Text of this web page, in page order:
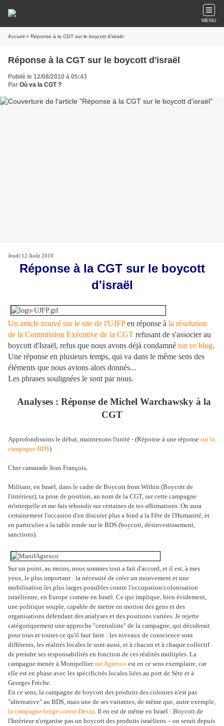
MENU
Accueil » Réponse à la CGT sur le boycott d'israël
Réponse à la CGT sur le boycott d'israël
Publié le 12/08/2010 à 05:43
Par Où va la CGT ?
Jeudi 12 Août 2010
Réponse à la CGT sur le boycott
d'israël
Un article trouvé sur le site de l'UJFPen réponse à la résolution
de la Commission Exécutive de la CGT refusant de s'associer au
boycott d'Israël, refus que nous avons déjà condamné sur ce blog.
Une réponse en plusieurs temps, qui va dans le même sens des
éléments que nous avions alors donnés...
Les phrases soulignées le sont par nous.
Analyses : Réponse de Michel Warchawsky à la
CGT
Approfondissons le débat, maintenons l'unité - (Réponse à une réponse sur la
campagne BDS)
Cher camarade Jean François,
Militant, en Israël, dans le cadre de Boycott from Within (Boycott de
l'intérieur), ta prise de position, au nom de la CGT, sur cette campagne
m'interpelle et me fais rebondir sur certaines de tes affirmations. On aura
certainement l'occasion d'en discuter plus a fond a la Fête de l'Humanité, et
en particulier a la table ronde sur le BDS (boycott, désinvestissement,
sanctions).
Sur un point, au moins, nous sommes tout a fait d'accord, et il est, à mes
yeux, le plus important : la nécessité de créer un mouvement et une
mobilisation les plus larges possibles contre l'occupation/colonisation
israélienne, en Europe comme en Israël. Ce qui implique, bien évidement,
une politique souple, capable de mettre en motion des gens et des
organisations défendant des analyses et des positions variées. Je rejette
catégoriquement une approche "centraliste" de la campagne, qui déciderait
pour tous et toutes ce qu'il faut faire : les niveaux de conscience sont
différents, les réalités locales le sont aussi, et à chacun et à chaque collectif
de prendre ses responsabilités en fonction de ces réalités multiples. La
campagne menée à Montpelliersur Agrexco est en ce sens exemplaire, car
elle est en phase avec les spécificités locales liées au port de Sète et à
Georges Frèche.
En ce sens, la campagne de boycott des produits des colonies n'est pas
"alternative" au BDS, mais une de ses variantes, de même que, autre exemple,
la campagne belge contre Dexia. Il en est de même en Israël : Boycott de
l'Intérieur n'organise pas un boycott des produits israéliens – on serait depuis